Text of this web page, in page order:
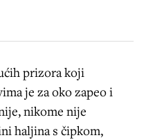
prizora koji
je za oko zapeo i
nikome nije
haljina s čipkom,